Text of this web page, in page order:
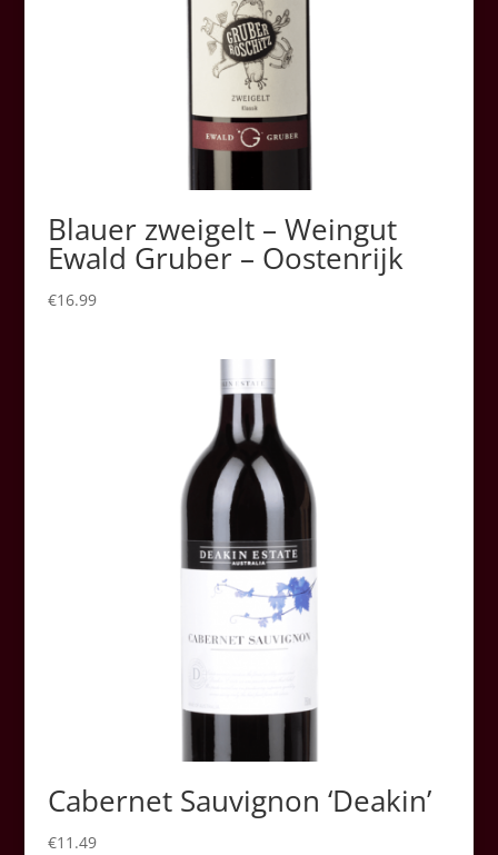
Blauer zweigelt – Weingut
Ewald Gruber – Oostenrijk
€16.99
Cabernet Sauvignon ‘Deakin’
€11.49